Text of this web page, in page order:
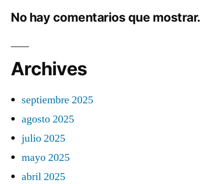
No hay comentarios que mostrar.
Archives
septiembre 2025
agosto 2025
julio 2025
mayo 2025
abril 2025